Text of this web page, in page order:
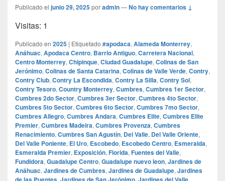
Publicado el junio 29, 2025poradmin—No hay comentarios ↓
Visitas: 1
Publicado en 2025 | Etiquetado #apodaca, Alameda Monterrey,
Anáhuac, Apodaca Centro, Barrio Antiguo, Carretera Nacional,
Centro Monterrey, Chipinque, Ciudad Guadalupe, Colinas de San
Jerónimo, Colinas de Santa Catarina, Colinas de Valle Verde, Contry,
Contry Club, Contry La Escondida, Contry La Silla, Contry Sol,
Contry Tesoro, Country Monterrey, Cumbres, Cumbres 1er Sector,
Cumbres 2do Sector, Cumbres 3er Sector, Cumbres 4to Sector,
Cumbres 5to Sector, Cumbres 6to Sector, Cumbres 7mo Sector,
Cumbres Allegro, Cumbres Andara, Cumbres Elite, Cumbres Elite
Premier, Cumbres Madeira, Cumbres Provenza, Cumbres
Renacimiento, Cumbres San Agustín, Del Valle, Del Valle Oriente,
Del Valle Poniente, El Uro, Escobedo, Escobedo Centro, Esmeralda,
Esmeralda Premier, Exposición, Florida, Fuentes del Valle,
Fundidora, Guadalupe Centro, Guadalupe nuevo leon, Jardines de
Anáhuac, Jardines de Cumbres, Jardines de Guadalupe, Jardines
, , ,